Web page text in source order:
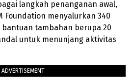
langkah penanganan awal,
Foundation menyalurkan 340
tambahan berupa 20
untuk menunjang aktivitas
ADVERTISEMENT